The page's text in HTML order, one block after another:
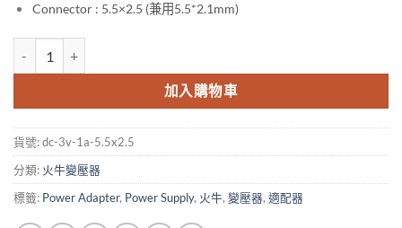
Connector : 5.5×2.5 (兼用5.5*2.1mm)
加入購物車
貨號:dc-3v-1a-5.5x2.5
分類: 火牛變壓器
標籤: Power Adapter, Power Supply, 火牛, 變壓器, 適配器